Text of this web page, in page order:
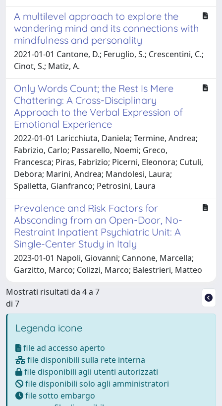
A multilevel approach to explore the
wandering mind and its connections with
mindfulness and personality
2021-01-01 Cantone, D.; Feruglio, S.; Crescentini, C.;
Cinot, S.; Matiz, A.
Only Words Count; the Rest Is Mere
Chattering: A Cross-Disciplinary
Approach to the Verbal Expression of
Emotional Experience
2022-01-01 Laricchiuta, Daniela; Termine, Andrea;
Fabrizio, Carlo; Passarello, Noemi; Greco,
Francesca; Piras, Fabrizio; Picerni, Eleonora; Cutuli,
Debora; Marini, Andrea; Mandolesi, Laura;
Spalletta, Gianfranco; Petrosini, Laura
Prevalence and Risk Factors for
Absconding from an Open-Door, No-
Restraint Inpatient Psychiatric Unit: A
Single-Center Study in Italy
2023-01-01 Napoli, Giovanni; Cannone, Marcella;
Garzitto, Marco; Colizzi, Marco; Balestrieri, Matteo
Mostrati risultati da 4 a 7
di 7
Legenda icone
file ad accesso aperto
file disponibili sulla rete interna
file disponibili agli utenti autorizzati
file disponibili solo agli amministratori
file sotto embargo